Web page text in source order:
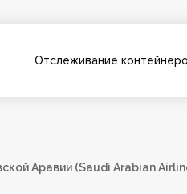
Отслеживание
Аравии (Saudi Arabian